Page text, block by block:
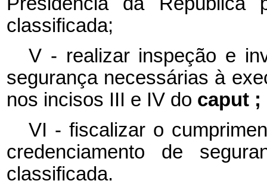
classificada;
V - realizar inspeção e
segurança necessárias à
nos incisos III e IV do caput ;
VI - fiscalizar o
credenciamento de
classificada.